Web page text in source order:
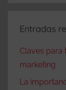
Entradas
Claves para
marketing
La